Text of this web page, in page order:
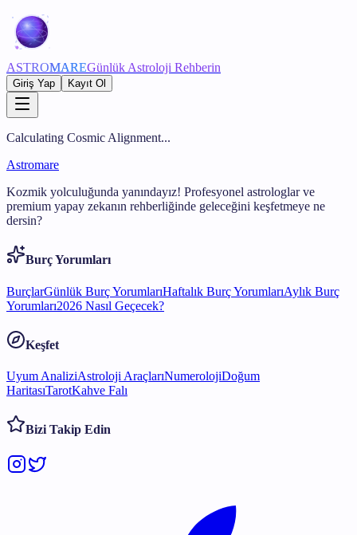
ASTROMAREGünlük Astroloji Rehberin
Giriş Yap Kayıt Ol
Calculating Cosmic Alignment...
Astromare
Kozmik yolculuğunda yanındayız! Profesyonel astrologlar ve
premium yapay zekanın rehberliğinde geleceğini keşfetmeye ne
dersin?
Burç Yorumları
BurçlarGünlük Burç YorumlarıHaftalık Burç YorumlarıAylık Burç
Yorumları2026 Nasıl Geçecek?
Keşfet
Uyum AnaliziAstroloji AraçlarıNumerolojiDoğum
HaritasıTarotKahve Falı
Bizi Takip Edin